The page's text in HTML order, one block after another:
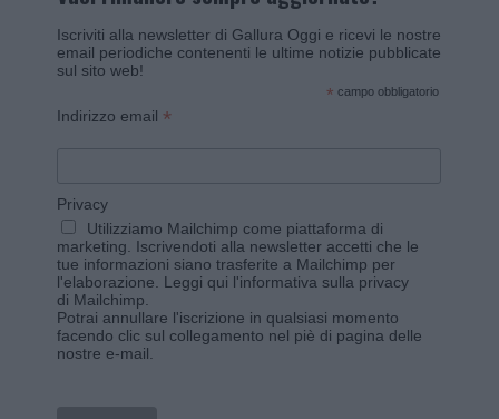
Iscriviti alla newsletter di Gallura Oggi e ricevi le nostre
email periodiche contenenti le ultime notizie pubblicate
sul sito web!
* campo obbligatorio
Indirizzo email *
Privacy
Utilizziamo Mailchimp come piattaforma di
marketing. Iscrivendoti alla newsletter accetti che le
tue informazioni siano trasferite a Mailchimp per
l'elaborazione. Leggi qui l'informativa sulla privacy
di Mailchimp.
Potrai annullare l'iscrizione in qualsiasi momento
facendo clic sul collegamento nel piè di pagina delle
nostre e-mail.